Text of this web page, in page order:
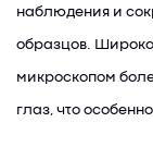
наблюдения и
образцов.
микроскопом
глаз, что